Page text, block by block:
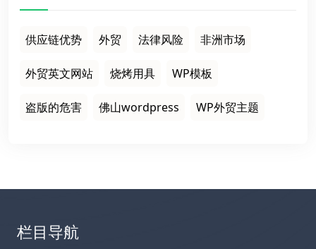
供应链优势 外贸 法律风险 非洲市场
外贸英文网站 烧烤用具 WP模板
盗版的危害 佛山wordpress WP外贸主题
栏目导航